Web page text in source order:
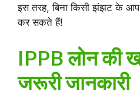
इस तरह, बिना किसी झंझट के आप
कर सकते हैं!
IPPB लोन की
जरूरी जानकारी